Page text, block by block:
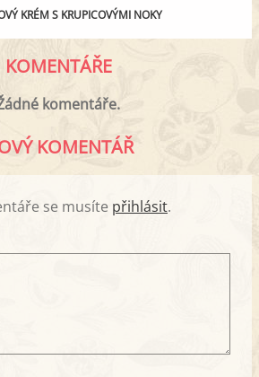
KRÉM S KRUPICOVÝMI NOKY
KOMENTÁŘE
komentáře.
KOMENTÁŘ
se musíte přihlásit.